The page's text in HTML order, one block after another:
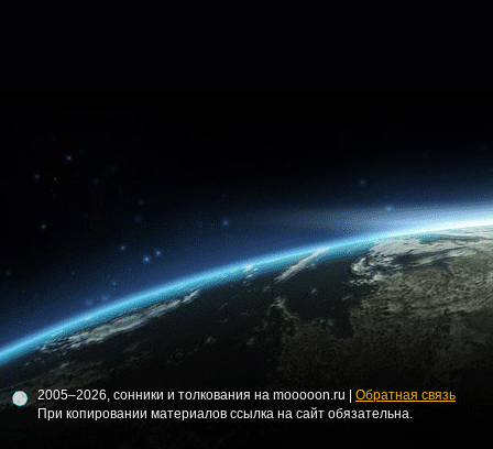
2005–2026, сонники и толкования на mooooon.ru | Обратная связь
При копировании материалов ссылка на сайт обязательна.